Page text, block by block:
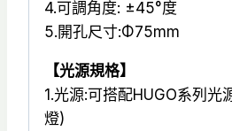
4.可調角度: ±45°度
5.開孔尺寸:Φ75mm
【光源規格】
1.光源:可搭配HUGO系列光
燈)